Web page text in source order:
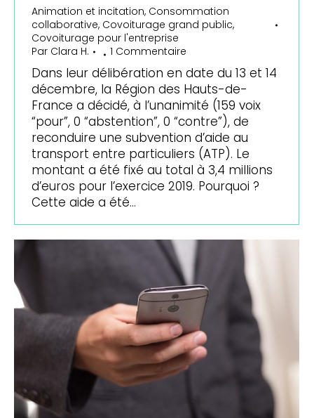
Animation et incitation, Consommation
collaborative, Covoiturage grand public,
Covoiturage pour l'entreprise
Par Clara H. 1 Commentaire
Dans leur délibération en date du 13 et 14
décembre, la Région des Hauts-de-
France a décidé, à l’unanimité (159 voix
“pour”, 0 “abstention”, 0 “contre”), de
reconduire une subvention d’aide au
transport entre particuliers (ATP). Le
montant a été fixé au total à 3,4 millions
d’euros pour l’exercice 2019. Pourquoi ?
Cette aide a été…